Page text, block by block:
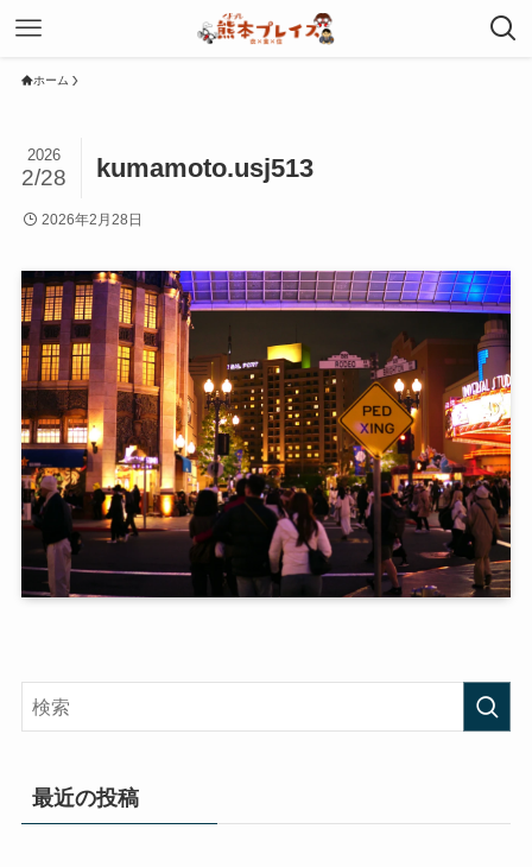
ホーム
kumamoto.usj513
2026
2/28
2026年2月28日
最近の投稿